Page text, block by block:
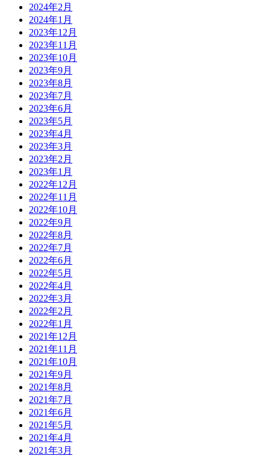
2024年2月
2024年1月
2023年12月
2023年11月
2023年10月
2023年9月
2023年8月
2023年7月
2023年6月
2023年5月
2023年4月
2023年3月
2023年2月
2023年1月
2022年12月
2022年11月
2022年10月
2022年9月
2022年8月
2022年7月
2022年6月
2022年5月
2022年4月
2022年3月
2022年2月
2022年1月
2021年12月
2021年11月
2021年10月
2021年9月
2021年8月
2021年7月
2021年6月
2021年5月
2021年4月
2021年3月